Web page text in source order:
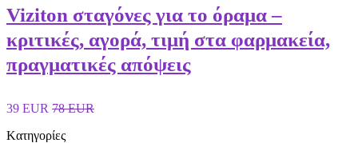
Viziton σταγόνες για το όραμα –
κριτικές, αγορά, τιμή στα φαρμακεία,
πραγματικές απόψεις
39 EUR 78 EUR
Kατηγορίες